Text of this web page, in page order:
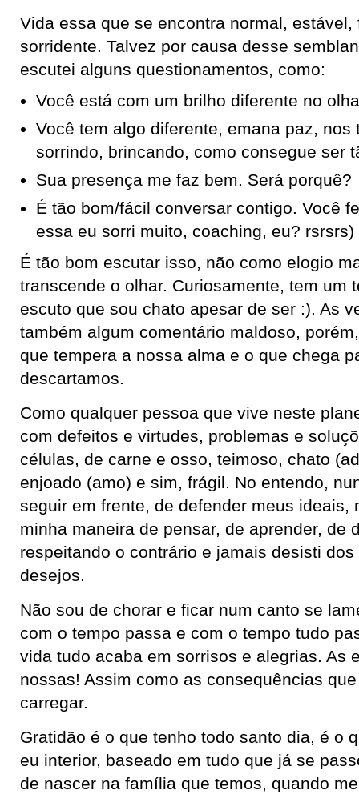
Vida essa que se encontra normal, estável,
sorridente. Talvez por causa desse
escutei alguns questionamentos, como:
Você está com um brilho diferente no
Você tem algo diferente, emana paz, nos
sorrindo, brincando, como consegue ser
Sua presença me faz bem. Será porquê?
É tão bom/fácil conversar contigo. Você
essa eu sorri muito, coaching, eu? rsrsrs)
É tão bom escutar isso, não como elogio
transcende o olhar. Curiosamente, tem um
escuto que sou chato apesar de ser :). As
também algum comentário maldoso,
que tempera a nossa alma e o que chega
descartamos.
Como qualquer pessoa que vive neste
com defeitos e virtudes, problemas e
células, de carne e osso, teimoso, chato
enjoado (amo) e sim, frágil. No entendo,
seguir em frente, de defender meus ideais,
minha maneira de pensar, de aprender, de
respeitando o contrário e jamais desisti
desejos.
Não sou de chorar e ficar num canto se
com o tempo passa e com o tempo tudo
vida tudo acaba em sorrisos e alegrias. As
nossas! Assim como as consequências
carregar.
Gratidão é o que tenho todo santo dia, é o
eu interior, baseado em tudo que já se
de nascer na família que temos, quando